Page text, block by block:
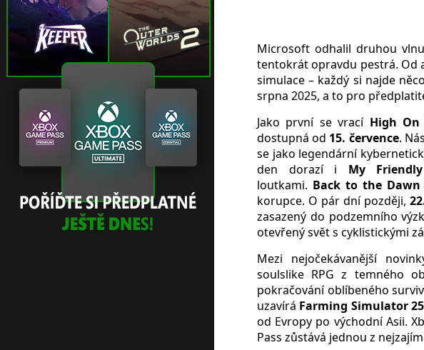
Microsoft odhalil druhou
tentokrát opravdu pestrá. Od
simulace – každý si najde
srpna 2025, a to pro
Jako první se vrací High On
dostupná od 15. července.
se jako legendární
den dorazí i My
loutkami. Back to the Dawn
korupce. O pár dní později,
zasazený do podzemního
otevřený svět s cyklistickými
Mezi nejočekávanější
soulslike RPG z temného
pokračování oblíbeného
uzavírá Farming Simulator
od Evropy po východní Asii.
Pass zůstává jednou z